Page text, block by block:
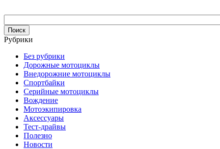
Рубрики
Без рубрики
Дорожные мотоциклы
Внедорожние мотоциклы
Спортбайки
Серийные мотоциклы
Вождение
Мотоэкипировка
Аксессуары
Тест-драйвы
Полезно
Новости